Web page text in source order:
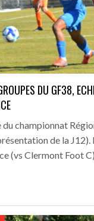
DU GF38,
du championnat
de la J12).
(vs Clermont Foot